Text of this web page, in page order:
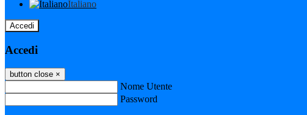
Italiano
Accedi
Accedi
button close ×
Nome Utente
Password